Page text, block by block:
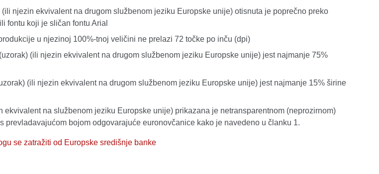
njezin ekvivalent na drugom službenom jeziku Europske unije) otisnuta je poprečno preko
fontu koji je sličan fontu Arial
u njezinoj 100%-tnoj veličini ne prelazi 72 točke po inču (dpi)
(ili njezin ekvivalent na drugom službenom jeziku Europske unije) jest najmanje 75%
(ili njezin ekvivalent na drugom službenom jeziku Europske unije) jest najmanje 15% širine
ekvivalent na službenom jeziku Europske unije) prikazana je netransparentnom (neprozirnom)
prevladavajućom bojom odgovarajuće euronovčanice kako je navedeno u članku 1.
se zatražiti od Europske središnje banke